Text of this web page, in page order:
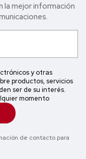
mejor in formación
y otras
productos, servicios
ser de su interés.
momento
de contacto para